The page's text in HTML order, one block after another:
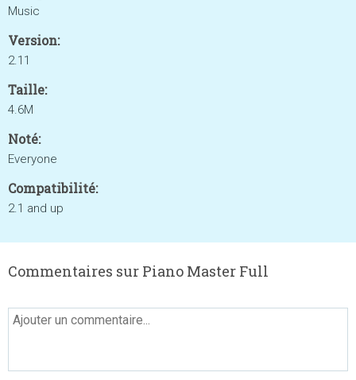
Music
Version:
2.11
Taille:
4.6M
Noté:
Everyone
Compatibilité:
2.1 and up
Commentaires sur Piano Master Full